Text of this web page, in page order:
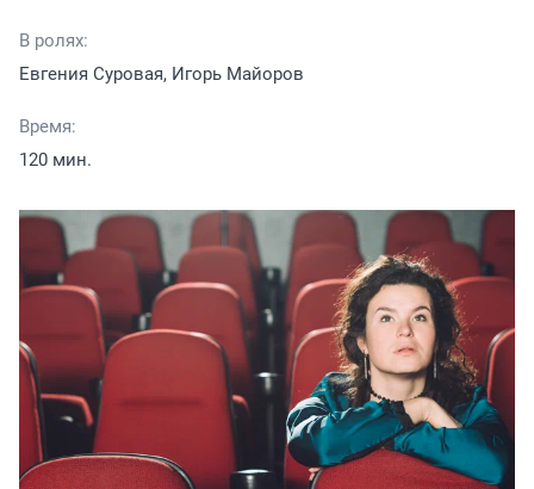
В ролях:
Евгения Суровая, Игорь Майоров
Время:
120 мин.